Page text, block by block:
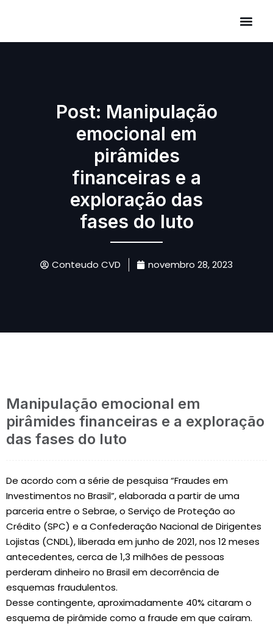
Post: Manipulação
emocional em
pirâmides
financeiras e a
exploração das
fases do luto
Conteudo CVD novembro 28, 2023
Manipulação emocional em
pirâmides financeiras e a exploração
das fases do luto
De acordo com a série de pesquisa “Fraudes em
Investimentos no Brasil”, elaborada a partir de uma
parceria entre o Sebrae, o Serviço de Proteção ao
Crédito (SPC) e a Confederação Nacional de Dirigentes
Lojistas (CNDL), liberada em junho de 2021, nos 12 meses
antecedentes, cerca de 1,3 milhões de pessoas
perderam dinheiro no Brasil em decorrência de
esquemas fraudulentos.
Desse contingente, aproximadamente 40% citaram o
esquema de pirâmide como a fraude em que caíram.